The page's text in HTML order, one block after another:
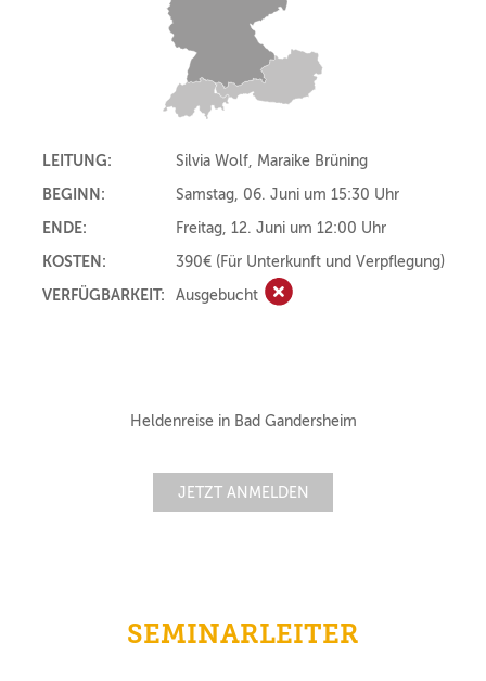
LEITUNG:
Silvia Wolf, Maraike Brüning
BEGINN:
Samstag, 06. Juni um 15:30 Uhr
ENDE:
Freitag, 12. Juni um 12:00 Uhr
KOSTEN:
390€ (Für Unterkunft und Verpflegung)
VERFÜGBARKEIT:
Ausgebucht Ausgebucht
Heldenreise in Bad Gandersheim
JETZT ANMELDEN
SEMINARLEITER